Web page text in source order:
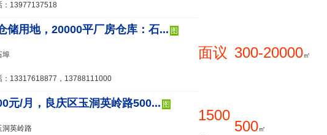
：13977137518
储用地，20000平厂房仓库：石... 图
面议 300-20000㎡
埠
：13317618877，13788111000
元/月，良庆区玉洞英岭路500... 图
1500
500㎡
洞英岭路